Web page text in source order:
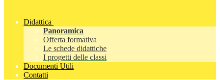
Didattica
Panoramica
Offerta formativa
Le schede didattiche
I progetti delle classi
Documenti Utili
Contatti